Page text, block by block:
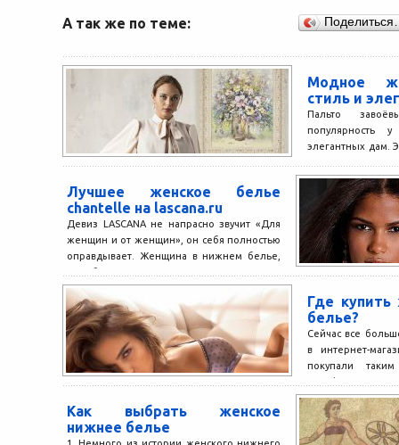
А так же по теме:
Модное
стиль и
Пальто
популярность
элегантных дам.
над...
Лучшее женское белье
chantelle на lascana.ru
Девиз LASCANA не напрасно звучит «Для
женщин и от женщин», он себя полностью
оправдывает. Женщина в нижнем белье,
приобретенном через...
Где купить
белье?
Сейчас все
в интернет-
покупали
телефоны и
Как выбрать женское
нижнее белье